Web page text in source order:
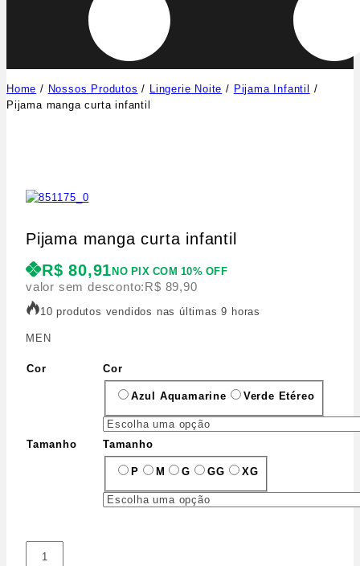
Home / Nossos Produtos / Lingerie Noite / Pijama Infantil
/
Pijama manga curta infantil
Pijama manga curta infantil
R$ 80,91NO PIX COM 10% OFF
valor sem desconto:R$ 89,90
10 produtos vendidos nas últimas 9 horas
MEN
Cor Cor
Azul Aquamarine Verde Etéreo
Tamanho Tamanho
P M G GG XG